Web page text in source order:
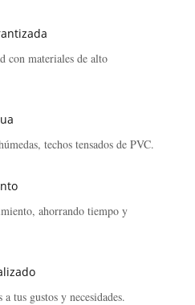
con materiales de alto
techos tensados de PVC.
ahorrando tiempo y
a tus gustos y necesidades.